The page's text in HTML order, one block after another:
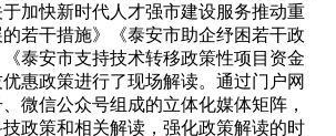
加快新时代人才强市建设服务推动重
若干措施》《泰安市助企纾困若干政
泰安市支持技术转移政策性项目资金
惠政策进行了现场解读。通过门户网
微信公众号组成的立体化媒体矩阵，
政策和相关解读，强化政策解读的时